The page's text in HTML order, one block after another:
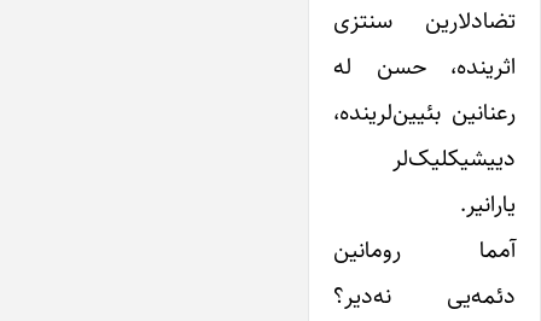
تضادلارین سنتزی
اثرینده، حسن له
رعنا‌نین بئیین‌لرینده،
دییشیکلیک‌لر
یارانیر.
آمما رومانین
دئمه‌یی نه‌دیر؟